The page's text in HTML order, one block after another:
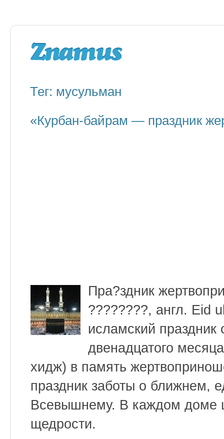
Тег: мусульман
«Курбан-байрам — праздник
Пра?здник
????????, англ. Eid
исламский
двенадцатого
хидж) в память
праздник заботы о ближнем,
Всевышнему. В каждом доме
щедрости.